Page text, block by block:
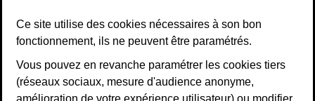
Ce site utilise des cookies nécessaires à son bon
fonctionnement, ils ne peuvent être paramétrés.
Vous pouvez en revanche paramétrer les cookies tiers
(réseaux sociaux, mesure d'audience anonyme,
amélioration de votre expérience utilisateur) ou modifier